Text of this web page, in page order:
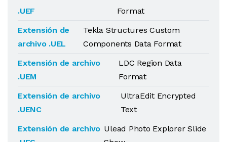
.UEF
Format
Extensión de
archivo .UEL
Tekla Structures Custom
Components Data Format
Extensión de archivo
.UEM
LDC Region Data
Format
Extensión de archivo
.UENC
UltraEdit Encrypted
Text
Extensión de archivo Ulead Photo Explorer Slide